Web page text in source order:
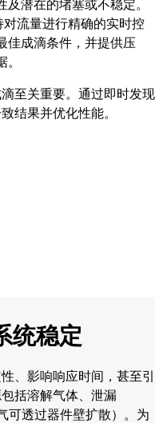
潜在的堵塞或不稳定。
流量进行精确的实时控
佳成滴条件，并提供压
。
至关重要。通过即时发现
结果并优化性能。
统稳定
、影响响应时间，甚至引
括溶解气体、泄漏
可透过器件壁扩散）。为